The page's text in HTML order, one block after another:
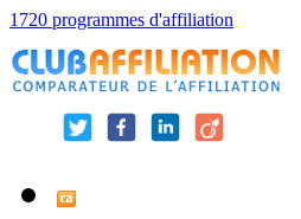
1720 programmes d'affiliation